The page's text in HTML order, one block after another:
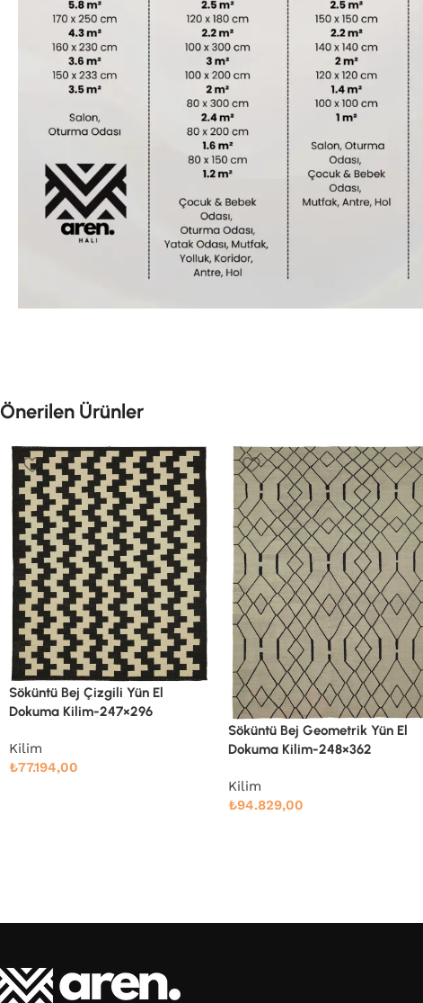
Önerilen Ürünler
Dokuma Kilim-248×362
Söküntü Bej Modern Dizayn Yün
El Dokuma Kilim-246×342
₺88.810,00